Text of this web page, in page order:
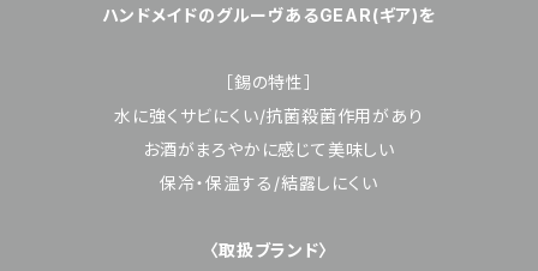
ハンドメイドのグルーヴあるGEAR(ギア)を
［錫の特性］
水に強くサビにくい/抗菌殺菌作用があり
お酒がまろやかに感じて美味しい
保冷・保温する/結露しにくい
〈取扱ブランド〉